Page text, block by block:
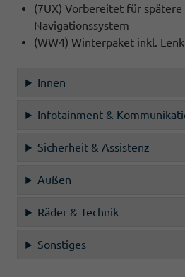
(7UX) Vorbereitet für spätere
Navigationssystem
(WW4) Winterpaket inkl.
Innen
Infotainment &
Sicherheit & Assistenz
Außen
Räder & Technik
Sonstiges